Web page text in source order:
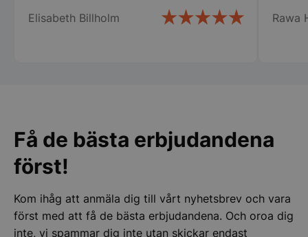
Elisabeth Billholm Rawa
Få de bästa erbjudandena
först!
Kom ihåg att anmäla dig till vårt nyhetsbrev och vara
först med att få de bästa erbjudandena. Och oroa dig
inte, vi spammar dig inte utan skickar endast
Strikt nödvändigt Prestanda
Inriktning
Strikt nödvändiga kakor tillåter
kärnwebbplatsfunktioner som användarinloggning
och kontohantering. Webbplatsen kan inte
användas ordentligt utan strikt nödvändiga cookies.